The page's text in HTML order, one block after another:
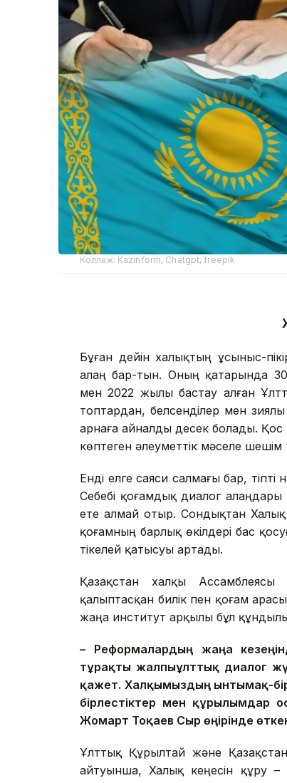
Коллаж: Kazinform, Chatgpt, freepik
Бұған дейін халықтың ұсыныс-
алаң бар-тын. Оның қатарында
мен 2022 жылы бастау алған
топтардан, белсенділер мен зиялы
арнаға айналды десек болады.
көптеген әлеуметтік мәселе шешім
Енді елге саяси салмағы бар, тіпті
Себебі қоғамдық диалог
ете алмай отыр. Сондықтан
қоғамның барлық өкілдері бас
тікелей қатысуы артады.
Қазақстан халқы
қалыптасқан билік пен қоғам
жаңа институт арқылы бұл
– Реформалардың жаңа
тұрақты жалпыұлттық диалог
қажет. Халқымыздың ынтымақ-
бірлестіктер мен құрылымдар
Жомарт Тоқаев Сыр өңірінде
Ұлттық Құрылтай және
айтуынша, Халық кеңесін құру –